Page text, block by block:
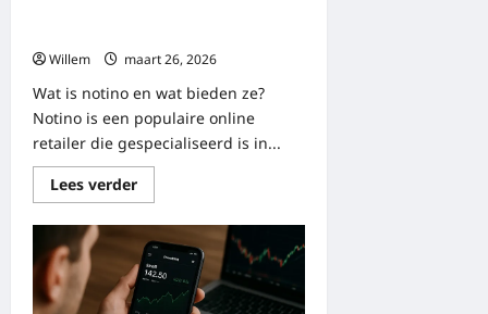
Willem
maart 26, 2026
Wat is notino en wat bieden ze?
Notino is een populaire online
retailer die gespecialiseerd is in...
Lees verderLees
meer
Notino:
alles
over
producten,
aanbiedingen
en